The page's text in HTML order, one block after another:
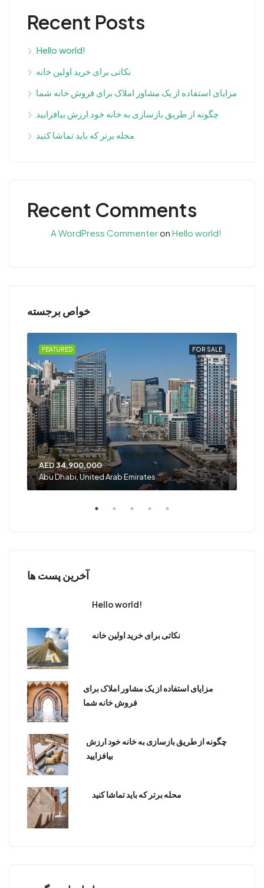
Recent Posts
Hello world!
نکاتی برای خرید اولین خانه
مزایای استفاده از یک مشاور املاک برای فروش خانه شما
چگونه از طریق بازسازی به خانه خود ارزش بیافزایید
محله برتر که باید تماشا کنید
Recent Comments
A WordPress Commenteron Hello world!
خواص برجسته
FOR SALE
FEATURED
AED 34,900,000
Abu Dhabi, United Arab Emirates
آخرین پست ها
Hello world!
نکاتی برای خرید اولین خانه
مزایای استفاده از یک مشاور املاک برای
فروش خانه شما
چگونه از طریق بازسازی به خانه خود ارزش
بیافزایید
محله برتر که باید تماشا کنید